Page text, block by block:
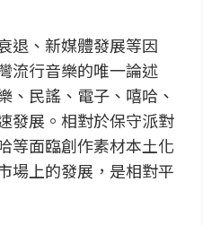
退、新媒體發展等因
流行音樂的唯一論述
、民謠、電子、嘻哈、
發展。相對於保守派對
等面臨創作素材本土化
場上的發展，是相對平